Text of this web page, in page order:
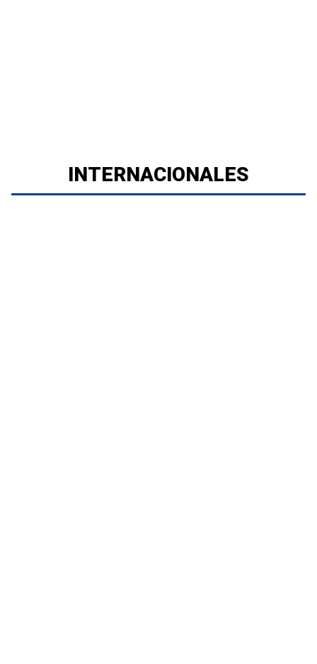
INTERNACIONALES